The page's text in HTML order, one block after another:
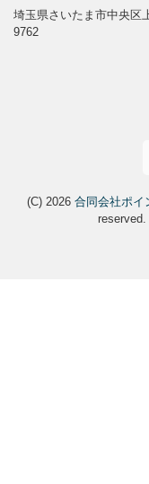
埼玉県さいたま市中央
9762
(C) 2026 合同会社ポ